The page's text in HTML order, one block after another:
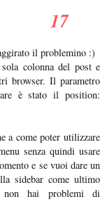
il problemino :)
colonna del post e
browser. Il parametro
è stato il position:
a come poter utilizzare
senza quindi usare
e se vuoi dare un
sidebar come ultimo
non hai problemi di